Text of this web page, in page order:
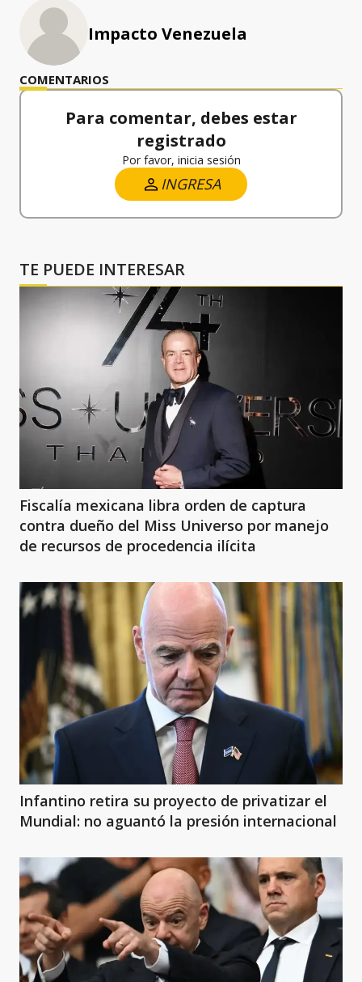
Impacto Venezuela
COMENTARIOS
Para comentar, debes estar
registrado
Por favor, inicia sesión
INGRESA
TE PUEDE INTERESAR
Fiscalía mexicana libra orden de captura
contra dueño del Miss Universo por manejo
de recursos de procedencia ilícita
Infantino retira su proyecto de privatizar el
Mundial: no aguantó la presión internacional